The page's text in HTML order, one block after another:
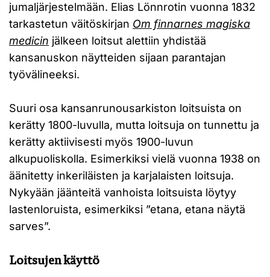
jumaljärjestelmään. Elias Lönnrotin vuonna 1832
tarkastetun väitöskirjan Om finnarnes magiska
medicin jälkeen loitsut alettiin yhdistää
kansanuskon näytteiden sijaan parantajan
työvälineeksi.
Suuri osa kansanrunousarkiston loitsuista on
kerätty 1800-luvulla, mutta loitsuja on tunnettu ja
kerätty aktiivisesti myös 1900-luvun
alkupuoliskolla. Esimerkiksi vielä vuonna 1938 on
äänitetty inkeriläisten ja karjalaisten loitsuja.
Nykyään jäänteitä vanhoista loitsuista löytyy
lastenloruista, esimerkiksi ”etana, etana näytä
sarves”.
Loitsujen käyttö